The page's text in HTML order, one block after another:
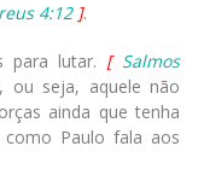
4:12].
para lutar. [ Salmos
ou seja, aquele não
ainda que tenha
Paulo fala aos